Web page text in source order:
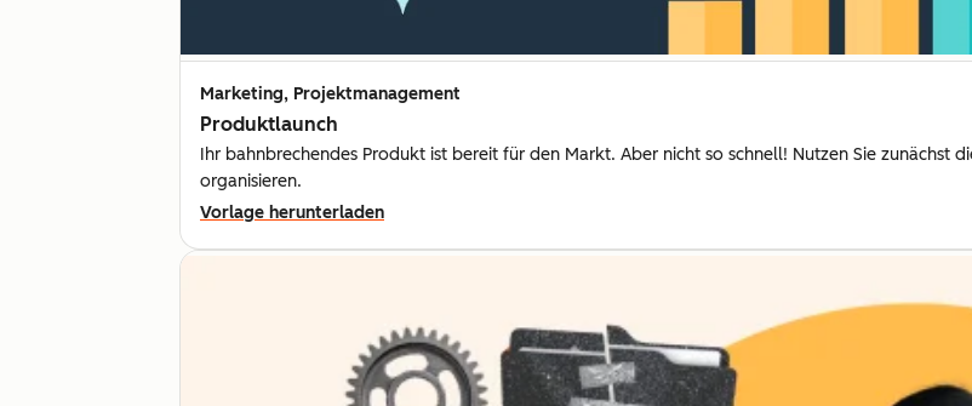
Marketing, Projektmanagement
Produktlaunch
Ihr bahnbrechendes Produkt ist bereit für den Markt. Aber nicht so schnell! Nutzen Sie zunächst
organisieren.
Vorlage herunterladen